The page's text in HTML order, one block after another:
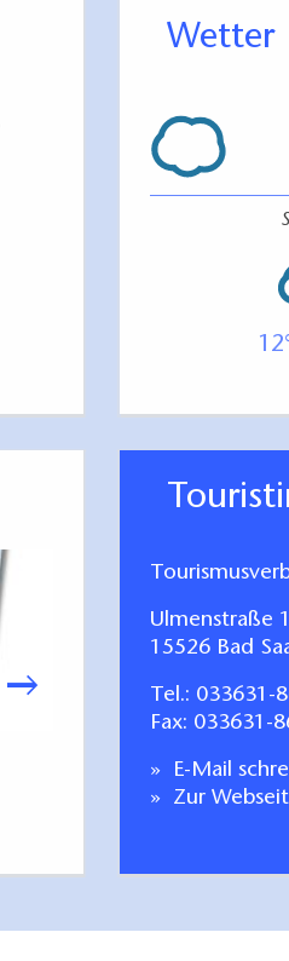
Wetter
12
Ulmenstraße
15526 Bad
Tel.: 033631-
Fax: 033631-
E-Mail
Zur